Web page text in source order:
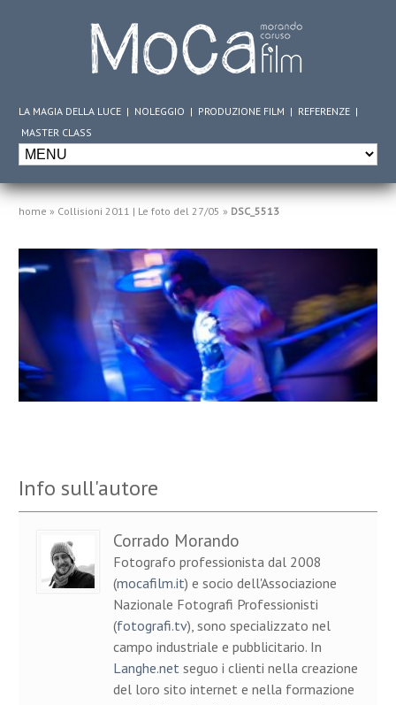
LA MAGIA DELLA LUCE | NOLEGGIO | PRODUZIONE FILM | REFERENZE |
MASTER CLASS
home » Collisioni 2011 | Le foto del 27/05 » DSC_5513
Info sull'autore
Corrado Morando
Fotografo professionista dal 2008
(mocafilm.it) e socio dell'Associazione
Nazionale Fotografi Professionisti
(fotografi.tv), sono specializzato nel
campo industriale e pubblicitario. In
Langhe.net seguo i clienti nella creazione
del loro sito internet e nella formazione